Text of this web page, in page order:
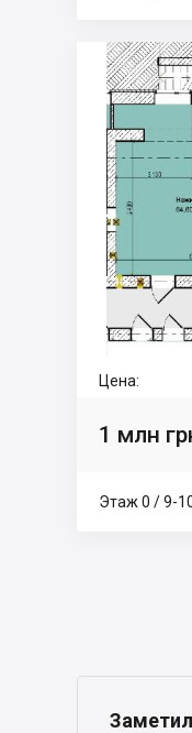
Цена:
1 млн
Этаж 0 / 9-